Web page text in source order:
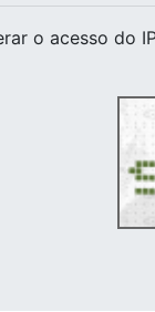
o acesso do